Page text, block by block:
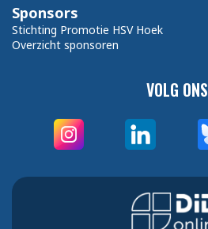
VOLG ONS
Sponsors
Stichting Promotie HSV Hoek
Overzicht sponsoren